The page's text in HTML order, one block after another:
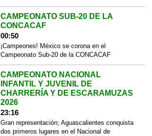
CAMPEONATO SUB-20 DE LA
CONCACAF
00:50
¡Campeones! México se corona en el
Campeonato Sub-20 de la CONCACAF
CAMPEONATO NACIONAL
INFANTIL Y JUVENIL DE
CHARRERÍA Y DE ESCARAMUZAS
2026
23:16
Gran representación; Aguascalientes conquista
dos primeros lugares en el Nacional de